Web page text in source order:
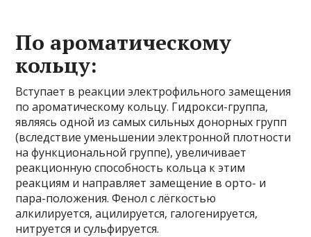
По ароматическому
кольцу:
Вступает в реакции электрофильного замещения
по ароматическому кольцу. Гидрокси-группа,
являясь одной из самых сильных донорных групп
(вследствие уменьшении электронной плотности
на функциональной группе), увеличивает
реакционную способность кольца к этим
реакциям и направляет замещение в орто- и
пара-положения. Фенол с лёгкостью
алкилируется, ацилируется, галогенируется,
нитруется и сульфируется.